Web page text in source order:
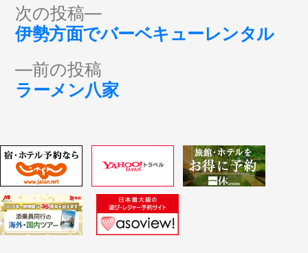
投
稿
ナ
ゲ
ー
シ
前の投稿
の
ラーメン八家
次の投稿
次
の
伊勢方面でバーベキューレンタル